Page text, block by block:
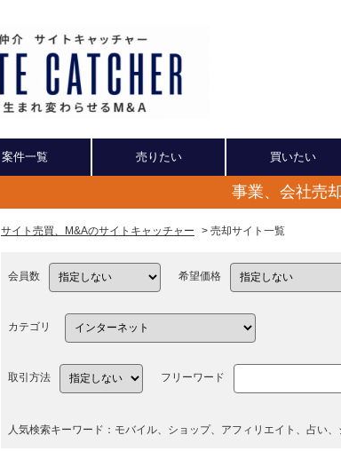
案件一覧 売りたい 買いたい
事業、会社売
サイト売買、M&Aのサイトキャッチャー > 売却サイト一覧
会員数 希望価格
カテゴリ
取引方法 フリーワード
人気検索キーワード：モバイル、ショップ、アフィリエイト、占い